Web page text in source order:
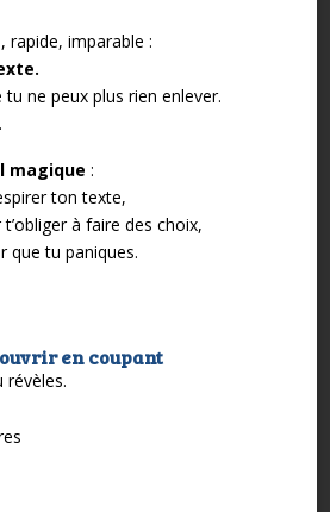
rapide, imparable :
ne peux plus rien enlever.
magique :
ton texte,
à faire des choix,
que tu paniques.
en coupant
révèles.